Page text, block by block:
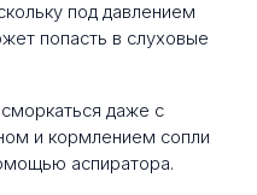
под давлением
попасть в слуховые
даже с
и кормлением сопли
аспиратора.